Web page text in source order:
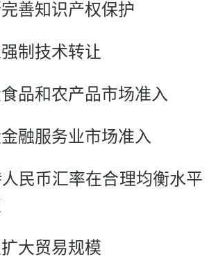
完善知识产权保护
强制技术转让
食品和农产品市场准入
金融服务业市场准入
人民币汇率在合理均衡水平
扩大贸易规模